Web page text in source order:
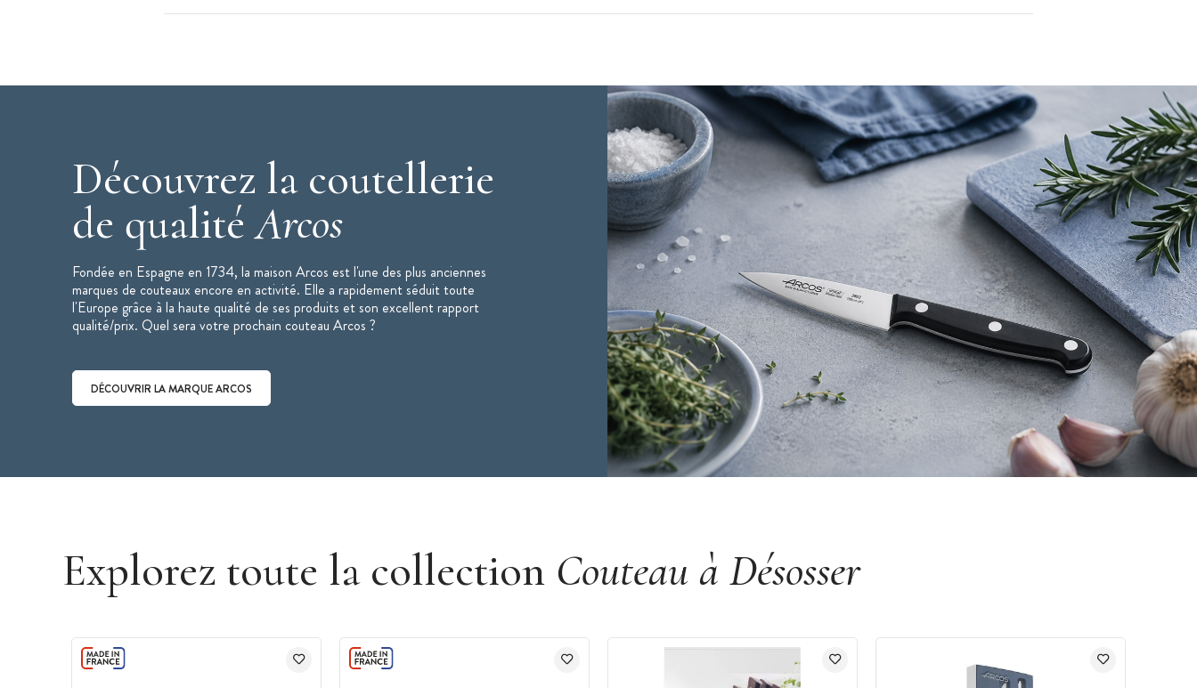
Longueur de la lame : 16 cm
Fil Silk Edge : angle de 20° pour une coupe extrêmement fine et précise
Manche pleine soie
Côtes en polyoxyméthylène (POM) fixées par 3 rivets en acier inoxydable mâles-
femelles
Couleur : Noir
Vendu dans un étui
Collection : Manhattan
Couteau fabriqué en Espagne
Couteau vendu à l'unité
Découvrez la coutellerie
de qualitéArcos
Fondée en Espagne en 1734, la maison Arcos est l'une des plus anciennes
marques de couteaux encore en activité. Elle a rapidement séduit toute
l'Europe grâce à la haute qualité de ses produits et son excellent rapport
qualité/prix. Quel sera votre prochain couteau Arcos ?
DÉCOUVRIR LA MARQUE ARCOS
Explorez toute la collection Couteau à Désosser